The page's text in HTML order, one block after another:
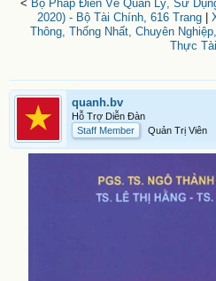
< Bộ Pháp Điển Về Quản Lý, Sử
2020) - Bộ Tài Chính, 616 Trang|
Thông, Thống Nhất, Chuyên
Thực Tài
quanh.bv
Hỗ Trợ Diễn Đàn
Staff Member
Quản Trị Viên